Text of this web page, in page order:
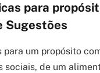
para
Sugestões
para um propósito
sociais, de um